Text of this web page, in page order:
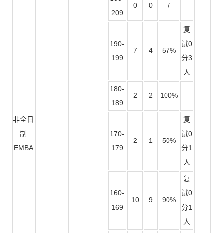
非全日
制
EMBA
209
0 0 /
190-
199
7 4 57%
复
试0
分3
人
180-
189
2 2 100%
170-
179
2 1 50%
复
试0
分1
人
160-
169
10 9 90%
复
试0
分1
人